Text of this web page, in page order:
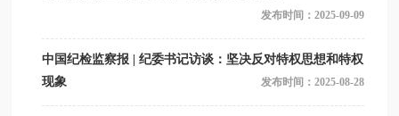
发布时间：2025-09-09
中国纪检监察报 | 纪委书记访谈：坚决反对特权思想和特权
现象
发布时间：2025-08-28